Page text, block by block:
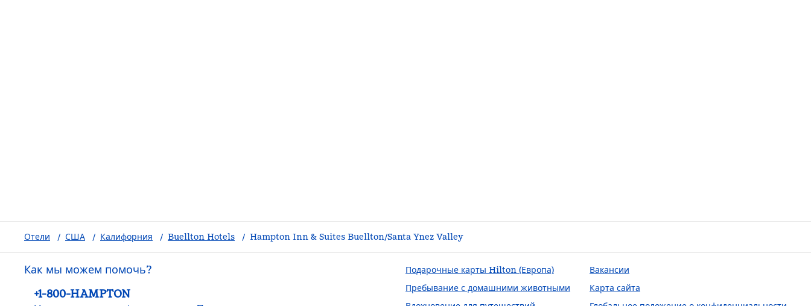
Отели / США / Калифорния / Buellton Hotels / Hampton Inn & Suites Buellton/Santa Ynez Valley
Как мы можем помочь?
Телефон:
+1-800-HAMPTON
Подарочные карты Hilton (Европа)
Пребывание с домашними животными
Вакансии
Карта сайта